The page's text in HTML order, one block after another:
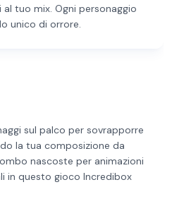
tuo mix. Ogni personaggio
unico di orrore.
sul palco per sovrapporre
la tua composizione da
nascoste per animazioni
in questo gioco Incredibox